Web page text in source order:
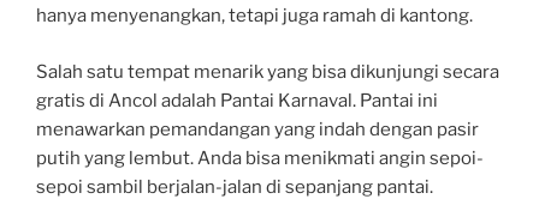
hanya menyenangkan, tetapi juga ramah di kantong.
Salah satu tempat menarik yang bisa dikunjungi secara
gratis di Ancol adalah Pantai Karnaval. Pantai ini
menawarkan pemandangan yang indah dengan pasir
putih yang lembut. Anda bisa menikmati angin sepoi-
sepoi sambil berjalan-jalan di sepanjang pantai.